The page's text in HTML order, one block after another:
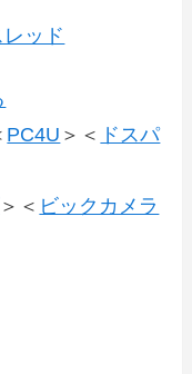
ッド
PC4U ＞＜ ドスパ
＞＜ ビックカメラ